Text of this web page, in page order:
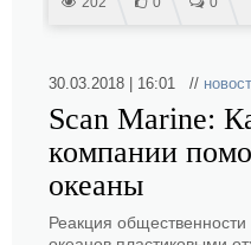
30.03.2018 | 16:01 //
Scan Marine:
компании
океаны
Реакция